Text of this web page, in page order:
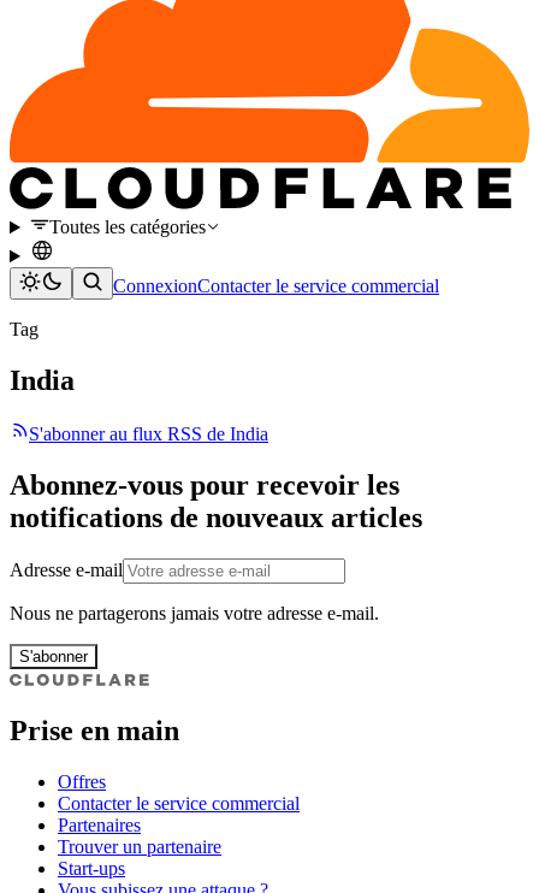
Toutes les catégories
ConnexionContacter le service commercial
Tag
India
S'abonner au flux RSS de India
Abonnez-vous pour recevoir les
notifications de nouveaux articles
Adresse e-mail
Nous ne partagerons jamais votre adresse e-mail.
S'abonner
Prise en main
Offres
Contacter le service commercial
Partenaires
Trouver un partenaire
Start-ups